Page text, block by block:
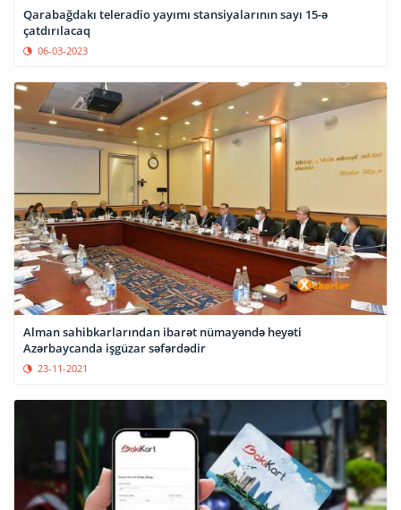
Qarabağdakı teleradio yayımı stansiyalarının sayı 15-ə
çatdırılacaq
06-03-2023
Alman sahibkarlarından ibarət nümayəndə heyəti
Azərbaycanda işgüzar səfərdədir
23-11-2021